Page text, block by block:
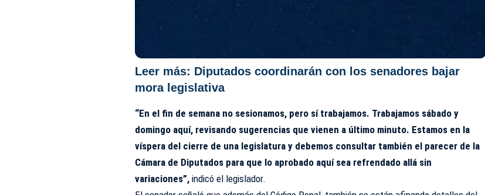
Leer más: Diputados coordinarán con los senadores bajar
mora legislativa
“En el fin de semana no sesionamos, pero sí trabajamos. Trabajamos sábado y
domingo aquí, revisando sugerencias que vienen a último minuto. Estamos en la
víspera del cierre de una legislatura y debemos consultar también el parecer de la
Cámara de Diputados para que lo aprobado aquí sea refrendado allá sin
variaciones”, indicó el legislador.